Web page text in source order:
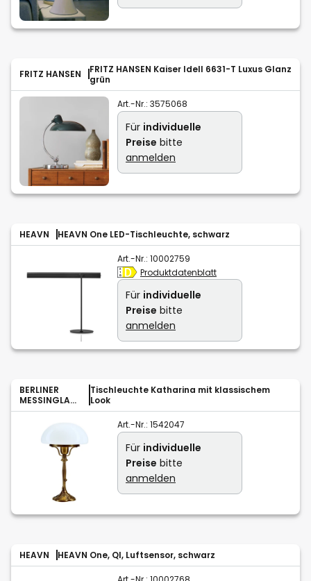
FRITZ HANSEN
FRITZ HANSEN Kaiser Idell 6631-T Luxus Glanz
grün
Art.-Nr.: 3575068
Für individuelle
Preise bitte
anmelden
HEAVN HEAVN One LED-Tischleuchte, schwarz
Art.-Nr.: 10002759
Produktdatenblatt
Für individuelle
Preise bitte
anmelden
BERLINER
MESSINGLAM
PEN
Tischleuchte Katharina mit klassischem
Look
Art.-Nr.: 1542047
Für individuelle
Preise bitte
anmelden
HEAVN HEAVN One, QI, Luftsensor, schwarz